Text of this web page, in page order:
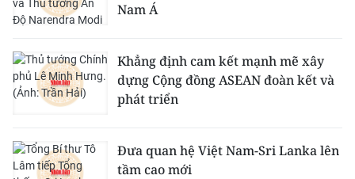
Nam Á
Khẳng định cam kết mạnh mẽ xây
dựng Cộng đồng ASEAN đoàn kết và
phát triển
Đưa quan hệ Việt Nam-Sri Lanka lên
tầm cao mới